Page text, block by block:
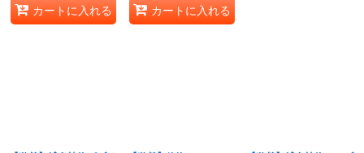
カートに入れる カートに入れる